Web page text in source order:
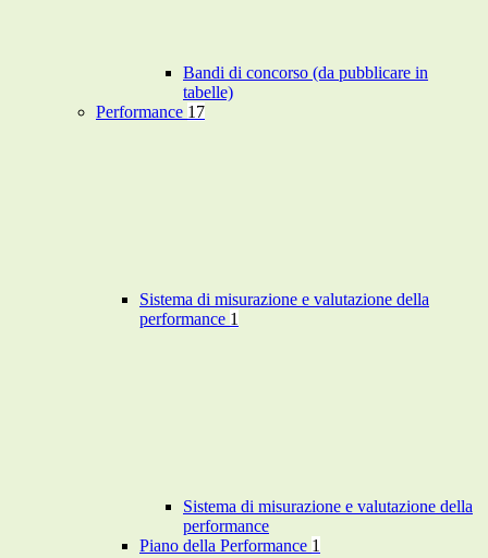
Bandi di concorso (da pubblicare in
tabelle)
Performance 17
Sistema di misurazione e valutazione della
performance 1
Sistema di misurazione e valutazione della
performance
Piano della Performance 1